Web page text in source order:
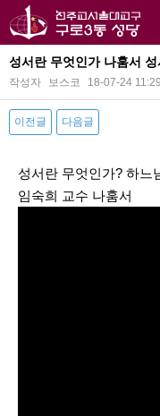
성서란 무엇인가 나훔서
작성자 보스코 18-07-24 11:29
이전글 다음글
성서란 무엇인가? 하느
임숙희 교수 나훔서